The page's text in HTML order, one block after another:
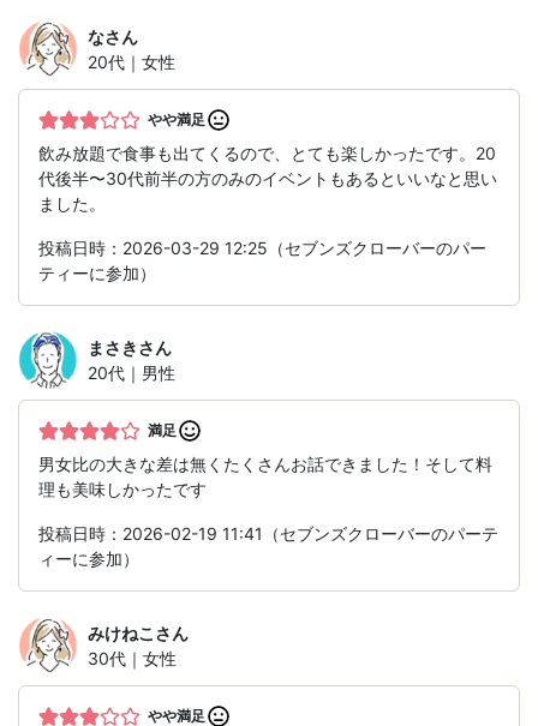
なさん
20代｜女性
やや満足
飲み放題で食事も出てくるので、とても楽しかったです。20
代後半〜30代前半の方のみのイベントもあるといいなと思い
ました。
投稿日時：2026-03-29 12:25（セブンズクローバーのパー
ティーに参加）
まさきさん
20代｜男性
満足
男女比の大きな差は無くたくさんお話できました！そして料
理も美味しかったです
投稿日時：2026-02-19 11:41（セブンズクローバーのパーテ
ィーに参加）
みけねこ さん
30代｜女性
やや満足